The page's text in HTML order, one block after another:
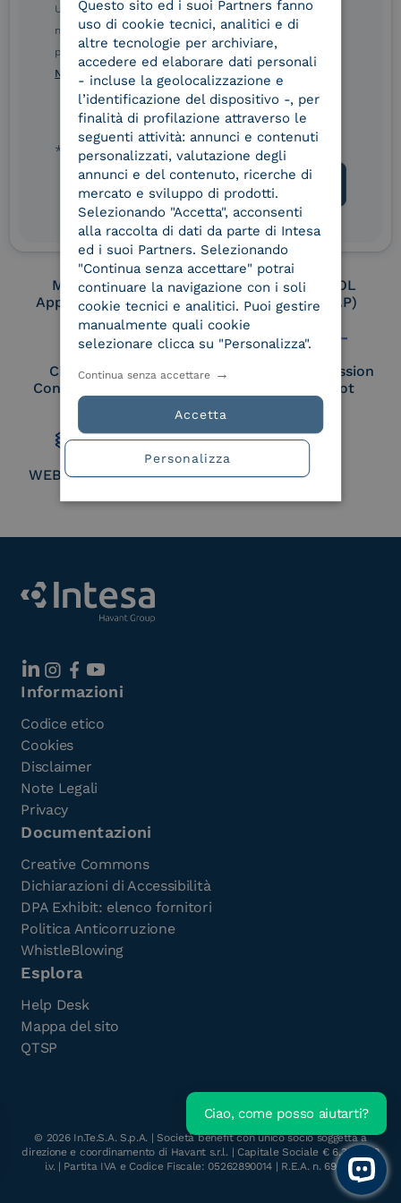
Conservatore
qualificato
UNI EN ISO 37001
UNI EN ISO 9001 UNI EN ISO 27001
UNI EN ISO 27017 UNI EN ISO 27018
Membro Adobe
Approved Trust List
Certified PEPPOL
Access Point (AP)
Cloud Signature
Consortium Member
European Commission
Large Scale Pilot
Member
WEBUILD Consortium
Ulteriori informazioni sulle procedure sono disponibili
nelle Norme di tutela della privacy INTESA. Inoltrando il
presente modulo, dichiaro di aver letto e compreso le
Norme di tutela della privacy INTESA
.
* campo obbligatorio
l'e-Book gratuito
Informazioni
Codice etico
Cookies
Disclaimer
Note Legali
Privacy
Documentazioni
Creative Commons
Dichiarazioni di Accessibilità
DPA Exhibit: elenco fornitori
Politica Anticorruzione
WhistleBlowing
Esplora
Help Desk
Mappa del sito
QTSP
© 2026In.Te.S.A. S.p.A. | Società benefit con unico socio soggetta a
direzione e coordinamento di Havant s.r.l. | Capitale Sociale € 6.300.000
i.v. | Partita IVA e Codice Fiscale: 05262890014 | R.E.A. n. 696117
ITALIAN
Questo sito ed i suoi Partners fanno
uso di cookie tecnici, analitici e di
altre tecnologie per archiviare,
accedere ed elaborare dati personali
- incluse la geolocalizzazione e
l’identificazione del dispositivo -, per
finalità di profilazione attraverso le
seguenti attività: annunci e contenuti
personalizzati, valutazione degli
annunci e del contenuto, ricerche di
mercato e sviluppo di prodotti.
Selezionando "Accetta", acconsenti
alla raccolta di dati da parte di Intesa
ed i suoi Partners. Selezionando
"Continua senza accettare" potrai
continuare la navigazione con i soli
cookie tecnici e analitici. Puoi gestire
manualmente quali cookie
selezionare clicca su "Personalizza".
Accetta
Continua senza accettare
Personalizza
Open
Ciao, come posso aiutarti?